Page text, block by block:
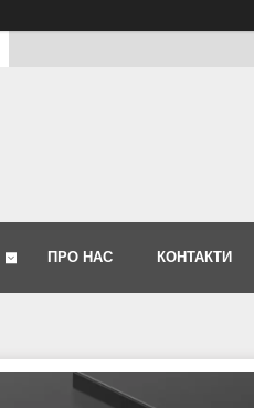
ПРО НАС КОНТАКТИ